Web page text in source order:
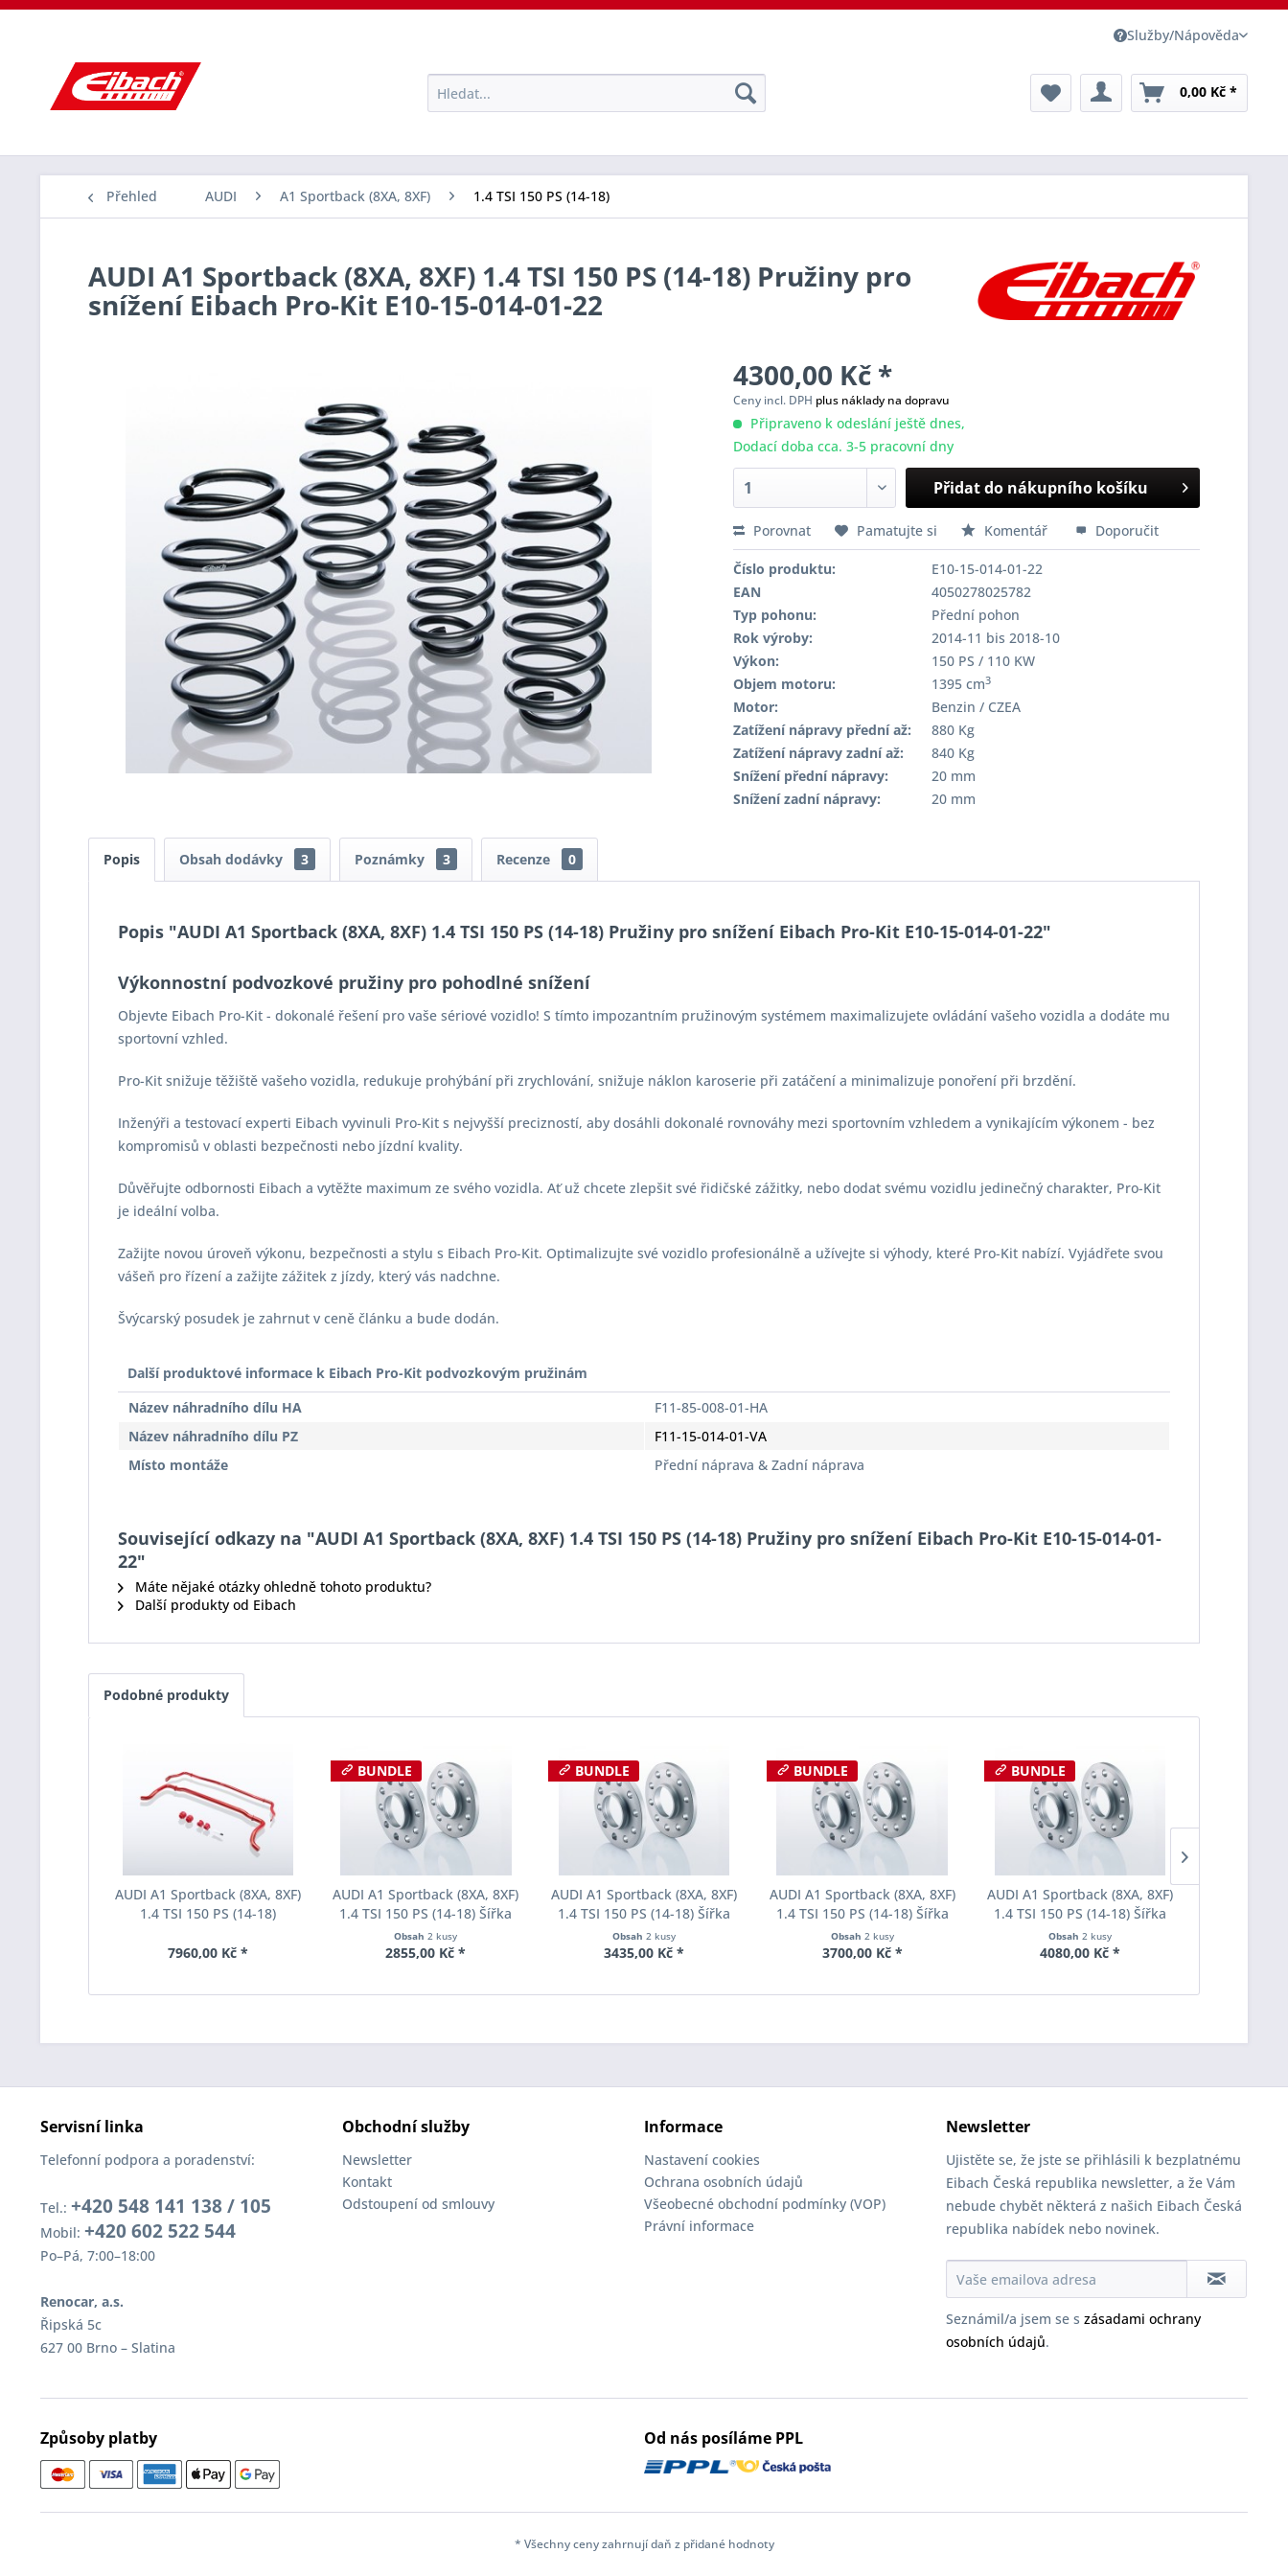
Služby/Nápověda
0,00 Kč *
Přehled AUDI A1 Sportback (8XA, 8XF) 1.4 TSI 150 PS (14-18)
AUDI A1 Sportback (8XA, 8XF) 1.4 TSI 150 PS (14-18) Pružiny pro
snížení Eibach Pro-Kit E10-15-014-01-22
4300,00 Kč *
Ceny incl. DPH plus náklady na dopravu
Připraveno k odeslání ještě dnes,
Dodací doba cca. 3-5 pracovní dny
Přidat do nákupního košíku
Porovnat Pamatujte si Komentář Doporučit
Číslo produktu:
E10-15-014-01-22
EAN
4050278025782
Typ pohonu:
Přední pohon
Rok výroby:
2014-11 bis 2018-10
Výkon:
150 PS / 110 KW
Objem motoru:
1395 cm3
Motor:
Benzin / CZEA
Zatížení nápravy přední až:
880 Kg
Zatížení nápravy zadní až:
840 Kg
Snížení přední nápravy:
20 mm
Snížení zadní nápravy:
20 mm
Popis Obsah dodávky 3 Poznámky 3 Recenze 0
Popis "AUDI A1 Sportback (8XA, 8XF) 1.4 TSI 150 PS (14-18) Pružiny pro snížení Eibach Pro-Kit E10-15-014-01-22"
Výkonnostní podvozkové pružiny pro pohodlné snížení
Objevte Eibach Pro-Kit - dokonalé řešení pro vaše sériové vozidlo! S tímto impozantním pružinovým systémem maximalizujete ovládání vašeho vozidla a dodáte mu
sportovní vzhled.
Pro-Kit snižuje těžiště vašeho vozidla, redukuje prohýbání při zrychlování, snižuje náklon karoserie při zatáčení a minimalizuje ponoření při brzdění.
Inženýři a testovací experti Eibach vyvinuli Pro-Kit s nejvyšší precizností, aby dosáhli dokonalé rovnováhy mezi sportovním vzhledem a vynikajícím výkonem - bez
kompromisů v oblasti bezpečnosti nebo jízdní kvality.
Důvěřujte odbornosti Eibach a vytěžte maximum ze svého vozidla. Ať už chcete zlepšit své řidičské zážitky, nebo dodat svému vozidlu jedinečný charakter, Pro-Kit
je ideální volba.
Zažijte novou úroveň výkonu, bezpečnosti a stylu s Eibach Pro-Kit. Optimalizujte své vozidlo profesionálně a užívejte si výhody, které Pro-Kit nabízí. Vyjádřete svou
vášeň pro řízení a zažijte zážitek z jízdy, který vás nadchne.
Švýcarský posudek je zahrnut v ceně článku a bude dodán.
Další produktové informace k Eibach Pro-Kit podvozkovým pružinám
Název náhradního dílu HA
F11-85-008-01-HA
Název náhradního dílu PZ
F11-15-014-01-VA
Místo montáže
Přední náprava & Zadní náprava
Související odkazy na "AUDI A1 Sportback (8XA, 8XF) 1.4 TSI 150 PS (14-18) Pružiny pro snížení Eibach Pro-Kit E10-15-014-01-
22"
Máte nějaké otázky ohledně tohoto produktu?
Další produkty od Eibach
Podobné produkty
AUDI A1 Sportback (8XA, 8XF)
1.4 TSI 150 PS (14-18)
Roll-Kit E40-85-008-01-10
7960,00 Kč *
BUNDLE
AUDI A1 Sportback (8XA, 8XF)
1.4 TSI 150 PS (14-18) Šířka
rozchodu Eibach Pro-Spacer
S90-2-10-034 System2
Obsah2 kusy
2855,00 Kč *
BUNDLE
AUDI A1 Sportback (8XA, 8XF)
1.4 TSI 150 PS (14-18) Šířka
rozchodu Eibach Pro-Spacer
S90-2-12-013 System2
Obsah 2 kusy
3435,00 Kč *
BUNDLE
AUDI A1 Sportback (8XA, 8XF)
1.4 TSI 150 PS (14-18) Šířka
rozchodu Eibach Pro-Spacer
S90-2-15-005 System2
Obsah 2 kusy
3700,00 Kč *
BUNDLE
AUDI A1 Sportback (8XA, 8XF)
1.4 TSI 150 PS (14-18) Šířka
rozchodu Eibach Pro-Spacer
S90-2-20-004 System2
Obsah2 kusy
4080,00 Kč *
Servisní linka
Telefonní podpora a poradenství:
Tel.: +420 548 141 138 / 105
Mobil: +420 602 522 544
Po–Pá, 7:00–18:00
Renocar, a.s.
Řipská 5c
627 00 Brno – Slatina
Obchodní služby
Newsletter
Kontakt
Odstoupení od smlouvy
Informace
Nastavení cookies
Ochrana osobních údajů
Všeobecné obchodní podmínky (VOP)
Právní informace
Newsletter
Ujistěte se, že jste se přihlásili k bezplatnému
Eibach Česká republika newsletter, a že Vám
nebude chybět některá z našich Eibach Česká
republika nabídek nebo novinek.
Seznámil/a jsem se s zásadami ochrany
osobních údajů.
Způsoby platby Od nás posíláme PPL
* Všechny ceny zahrnují daň z přidané hodnoty